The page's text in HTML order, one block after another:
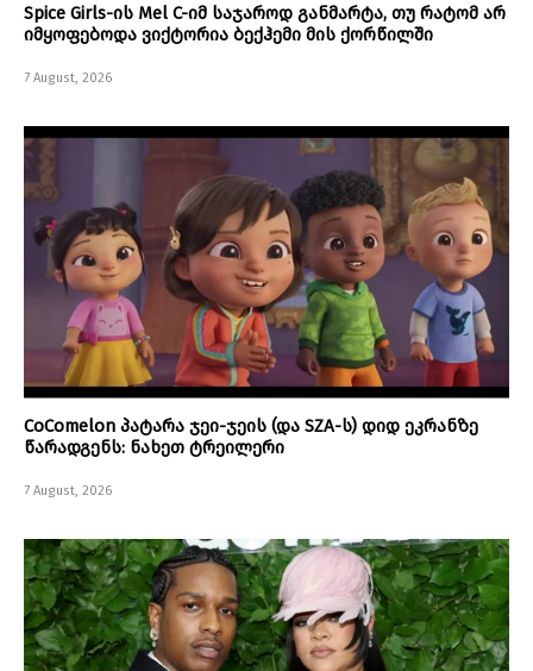
Spice Girls-ის Mel C-იმ საჯაროდ განმარტა, თუ რატომ არ
იმყოფებოდა ვიქტორია ბექჰემი მის ქორწილში
7 August, 2026
CoComelon პატარა ჯეი-ჯეის (და SZA-ს) დიდ ეკრანზე
წარადგენს: ნახეთ ტრეილერი
7 August, 2026